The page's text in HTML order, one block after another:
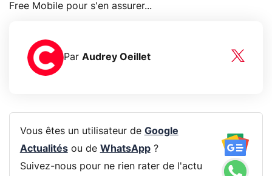
Free Mobile pour s'en assurer...
Par Audrey Oeillet
Vous êtes un utilisateur de Google
Actualitésou de WhatsApp?
Suivez-nous pour ne rien rater de l'actu